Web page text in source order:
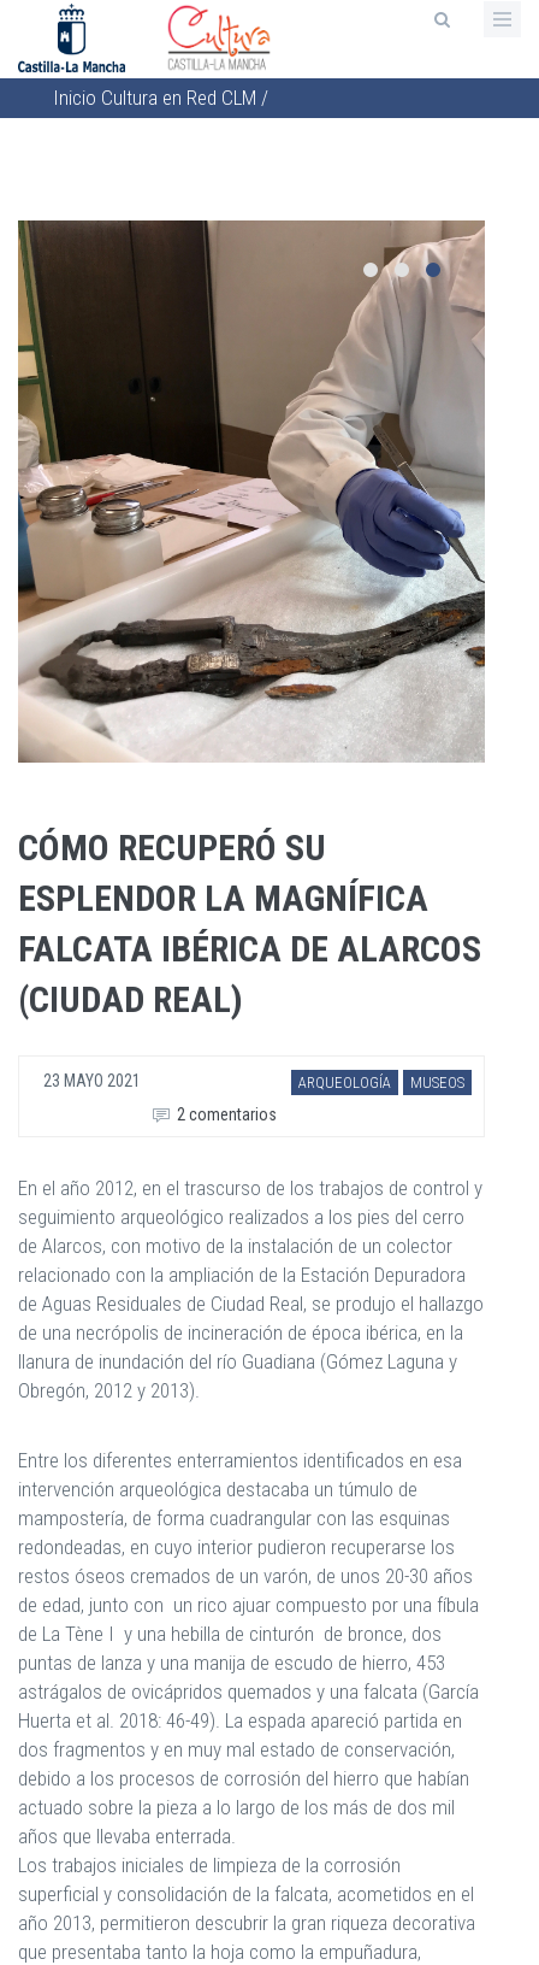
contenido
principal
Sobrescribir
ayuda
a
la
navegación
Inicio Cultura en Red CLM /
CÓMO RECUPERÓ SU
ESPLENDOR LA MAGNÍFICA
FALCATA IBÉRICA DE ALARCOS
(CIUDAD REAL)
23 MAYO 2021 ARQUEOLOGÍA MUSEOS
2 comentarios
En el año 2012, en el trascurso de los trabajos de control y
seguimiento arqueológico realizados a los pies del cerro
de Alarcos, con motivo de la instalación de un colector
relacionado con la ampliación de la Estación Depuradora
de Aguas Residuales de Ciudad Real, se produjo el hallazgo
de una necrópolis de incineración de época ibérica, en la
llanura de inundación del río Guadiana (Gómez Laguna y
Obregón, 2012 y 2013).
Entre los diferentes enterramientos identificados en esa
intervención arqueológica destacaba un túmulo de
mampostería, de forma cuadrangular con las esquinas
redondeadas, en cuyo interior pudieron recuperarse los
restos óseos cremados de un varón, de unos 20-30 años
de edad, junto con un rico ajuar compuesto por una fíbula
de La Tène I y una hebilla de cinturón de bronce, dos
puntas de lanza y una manija de escudo de hierro, 453
astrágalos de ovicápridos quemados y una falcata (García
Huerta et al. 2018: 46-49). La espada apareció partida en
dos fragmentos y en muy mal estado de conservación,
debido a los procesos de corrosión del hierro que habían
actuado sobre la pieza a lo largo de los más de dos mil
años que llevaba enterrada.
Los trabajos iniciales de limpieza de la corrosión
superficial y consolidación de la falcata, acometidos en el
año 2013, permitieron descubrir la gran riqueza decorativa
que presentaba tanto la hoja como la empuñadura,